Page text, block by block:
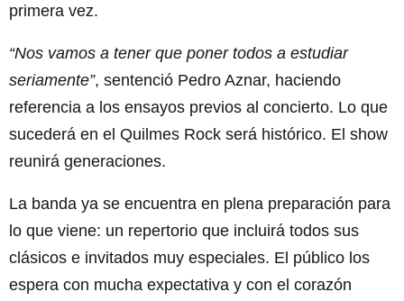
primera vez.
“Nos vamos a tener que poner todos a estudiar
seriamente”, sentenció Pedro Aznar, haciendo
referencia a los ensayos previos al concierto. Lo que
sucederá en el Quilmes Rock será histórico. El show
reunirá generaciones.
La banda ya se encuentra en plena preparación para
lo que viene: un repertorio que incluirá todos sus
clásicos e invitados muy especiales. El público los
espera con mucha expectativa y con el corazón